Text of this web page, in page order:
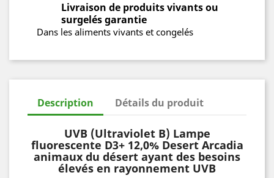
Livraison de produits vivants ou
surgelés garantie
Dans les aliments vivants et congelés
Description Détails du produit
UVB (Ultraviolet B) Lampe
fluorescente D3+ 12,0% Desert Arcadia
animaux du désert ayant des besoins
élevés en rayonnement UVB